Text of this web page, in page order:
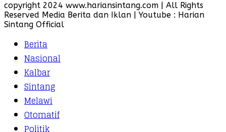
copyright 2024 www.hariansintang.com | All Rights
Reserved Media Berita dan Iklan | Youtube : Harian
Sintang Official
Berita
Nasional
Kalbar
Sintang
Melawi
Otomatif
Politik